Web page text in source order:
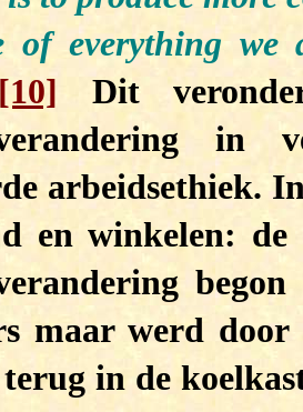
of everything
[10]
Dit
in
arbeidsethiek.
en winkelen: de
maar werd door
in de